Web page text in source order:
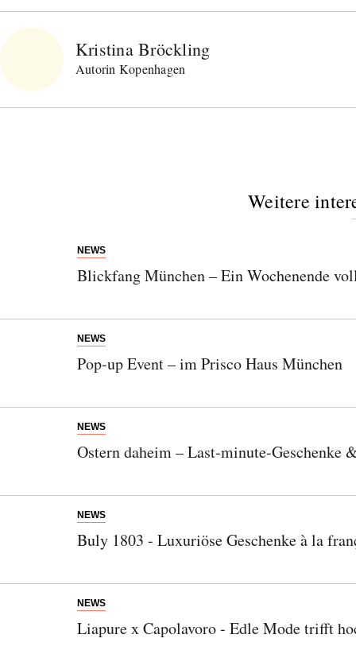
Kristina Bröckling
Autorin Kopenhagen
Weitere
NEWS
Blickfang München – Ein Wochenende
NEWS
Pop-up Event – im Prisco Haus München
NEWS
Ostern daheim – Last-minute-
NEWS
Buly 1803 - Luxuriöse Geschenke à la
NEWS
Liapure x Capolavoro - Edle Mode trifft
Abonnieren Sie unseren Newsletter